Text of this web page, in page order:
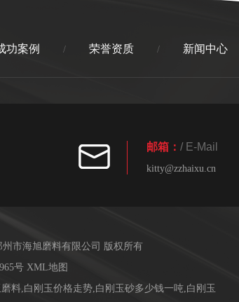
功案例 / 荣誉资质 / 新闻中心
邮箱： / E-Mail
kitty@zzhaixu.cn
市海旭磨料有限公司 版权所有
号 XML地图
料,白刚玉价格走势,白刚玉砂多少钱一吨,白刚玉